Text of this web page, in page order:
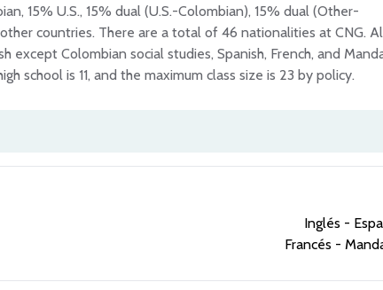
15% U.S., 15% dual (U.S.-Colombian), 15% dual (Other-
countries. There are a total of 46 nationalities at CNG.
except Colombian social studies, Spanish, French, and
Inglés -
Francés -